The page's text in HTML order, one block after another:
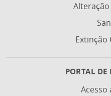
Extinção
PORTAL
Acesso